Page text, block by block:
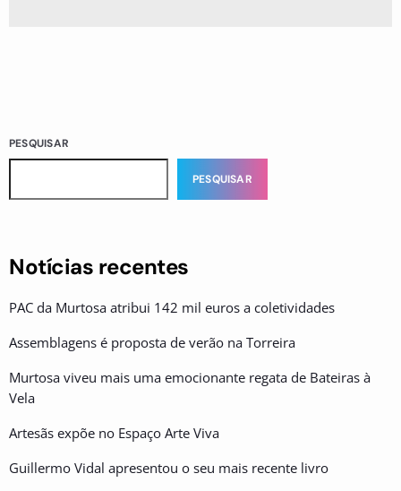
PESQUISAR
PESQUISAR
Notícias recentes
PAC da Murtosa atribui 142 mil euros a coletividades
Assemblagens é proposta de verão na Torreira
Murtosa viveu mais uma emocionante regata de Bateiras à
Vela
Artesãs expõe no Espaço Arte Viva
Guillermo Vidal apresentou o seu mais recente livro